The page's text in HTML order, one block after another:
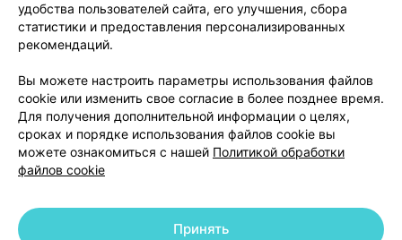
Размещение рекламы
Медицинский маркетинг
Публичный договор
Доставка
Способы оплаты
Вакансии
Партнеры
Написать руководителю 103.by
Написать в поддержку
Персональные настройки Cookie
удобства пользователей сайта, его улучшения, сбора
статистики и предоставления персонализированных
рекомендаций.
Вы можете настроить параметры использования файлов
cookie или изменить свое согласие в более позднее время.
Для получения дополнительной информации о целях,
сроках и порядке использования файлов cookie вы
можете ознакомиться с нашей Политикой обработки
файлов cookie
Принять